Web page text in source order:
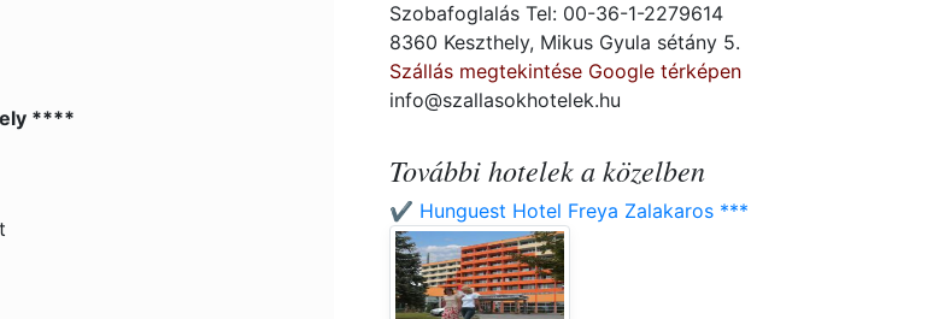
****
Szobafoglalás Tel: 00-36-1-2279614
8360 Keszthely, Mikus Gyula sétány 5.
Szállás megtekintése Google térképen
info@szallasokhotelek.hu
További hotelek a közelben
✔️ Hunguest Hotel Freya Zalakaros ***